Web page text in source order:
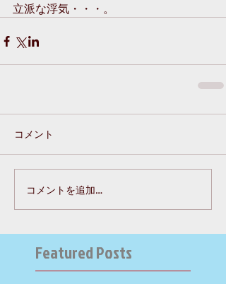
立派な浮気・・・。
コメント
コメントを追加…
Featured Posts